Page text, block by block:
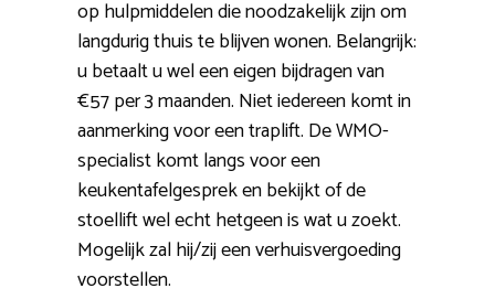
op hulpmiddelen die noodzakelijk zijn om
langdurig thuis te blijven wonen. Belangrijk:
u betaalt u wel een eigen bijdragen van
€57 per 3 maanden. Niet iedereen komt in
aanmerking voor een traplift. De WMO-
specialist komt langs voor een
keukentafelgesprek en bekijkt of de
stoellift wel echt hetgeen is wat u zoekt.
Mogelijk zal hij/zij een verhuisvergoeding
voorstellen.